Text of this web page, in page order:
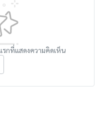
กที่แสดงความคิดเห็น